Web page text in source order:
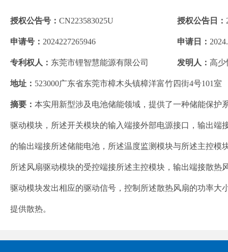
授权公告号： CN223583025U 授权公告日：
申请号： 2024227265946 申请日：
专利权人： 东莞市锂智慧能源有限公司 发明人： 高少
地址： 523000广东省东莞市樟木头镇樟洋富竹四街4号101室
摘要： 本实用新型涉及电池储能领域，提供了一种储能保护
驱动模块，所述开关模块的输入端接外部电源接口，输出
的输出端接所述储能电池，所述温度监测模块与所述主控
所述风扇驱动模块的受控端接所述主控模块，输出端接散热
驱动模块发出相应的驱动信号，控制所述散热风扇的功率
提供散热。